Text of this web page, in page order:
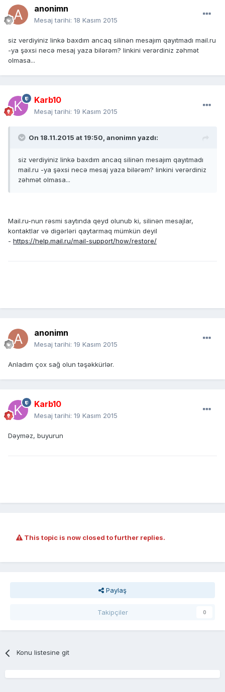
anonimn
Mesaj tarihi: 18 Kasım 2015
siz verdiyiniz linkə baxdım ancaq silinən mesajım qayıtmadı mail.ru
-ya şəxsi necə mesaj yaza bilərəm? linkini verərdiniz zəhmət
olmasa...
Karb10
Mesaj tarihi: 19 Kasım 2015
On 18.11.2015 at 19:50, anonimn yazdı:
siz verdiyiniz linkə baxdım ancaq silinən mesajım qayıtmadı
mail.ru -ya şəxsi necə mesaj yaza bilərəm? linkini verərdiniz
zəhmət olmasa...
Mail.ru-nun rəsmi saytında qeyd olunub ki, silinən mesajlar,
kontaktlar və digərləri qaytarmaq mümkün deyil
- https://help.mail.ru/mail-support/how/restore/
anonimn
Mesaj tarihi: 19 Kasım 2015
Anladım çox sağ olun təşəkkürlər.
Karb10
Mesaj tarihi: 19 Kasım 2015
Dəyməz, buyurun
This topic is now closed to further replies.
Paylaş
Takipçiler 0
Konu listesine git